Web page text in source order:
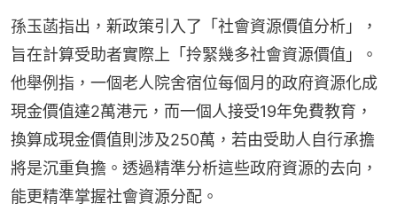
孫玉菡指出，新政策引入了「社會資源價值分析」，
旨在計算受助者實際上「拎緊幾多社會資源價值」。
他舉例指，一個老人院舍宿位每個月的政府資源化成
現金價值達2萬港元，而一個人接受19年免費教育，
換算成現金價值則涉及250萬，若由受助人自行承擔
將是沉重負擔。透過精準分析這些政府資源的去向，
能更精準掌握社會資源分配。